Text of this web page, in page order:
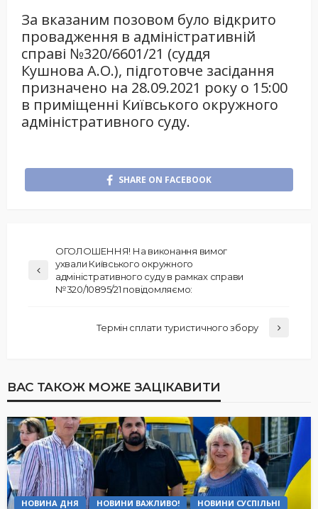
За вказаним позовом було відкрито
провадження в адміністративній
справі №320/6601/21 (суддя
Кушнова А.О.), підготовче засідання
призначено на 28.09.2021 року о 15:00
в приміщенні Київського окружного
адміністративного суду.
SHARE ON FACEBOOK
ОГОЛОШЕННЯ! На виконання вимог
ухвали Київського окружного
адміністративного суду в рамках справи
№320/10895/21 повідомляємо:
Термін сплати туристичного збору
ВАС ТАКОЖ МОЖЕ ЗАЦІКАВИТИ
НОВИНА ДНЯ НОВИНИ ВАЖЛИВО! НОВИНИ СУСПІЛЬНІ